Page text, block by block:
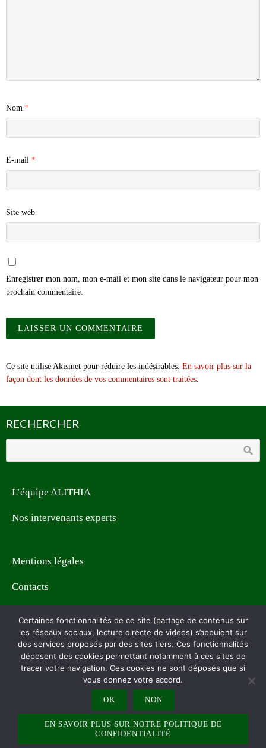
Nous utilisons des cookies sur ce site pour
améliorer votre expérience utilisateur.
Apprendre encore plus
Refuser Accepter
✕
Nom *
E-mail *
Site web
Enregistrer mon nom, mon e-mail et mon site dans le navigateur pour mon
prochain commentaire.
Ce site utilise Akismet pour réduire les indésirables. En savoir plus sur la
façon dont les données de vos commentaires sont traitées.
RECHERCHER
L’équipe ALITHIA
Nos intervenants experts
Mentions légales
Contacts
ALITHIA - 26 GRANDE RUE — 91150 LA FORÊT SAINTE CROIX E-
77
Certaines fonctionnalités de ce site (partage de contenus sur
les réseaux sociaux, lecture directe de vidéos) s’appuient sur
des services proposés par des sites tiers. Ces fonctionnalités
déposent des cookies permettant notamment à ces sites de
tracer votre navigation. Ces cookies ne sont déposés que si
vous donnez votre accord.
OK NON
EN SAVOIR PLUS SUR NOTRE POLITIQUE DE
CONFIDENTIALITÉ